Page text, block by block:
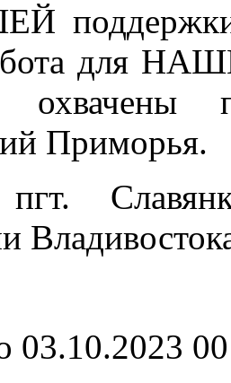
поддержки
для
охвачены
Приморья.
03.10.2023